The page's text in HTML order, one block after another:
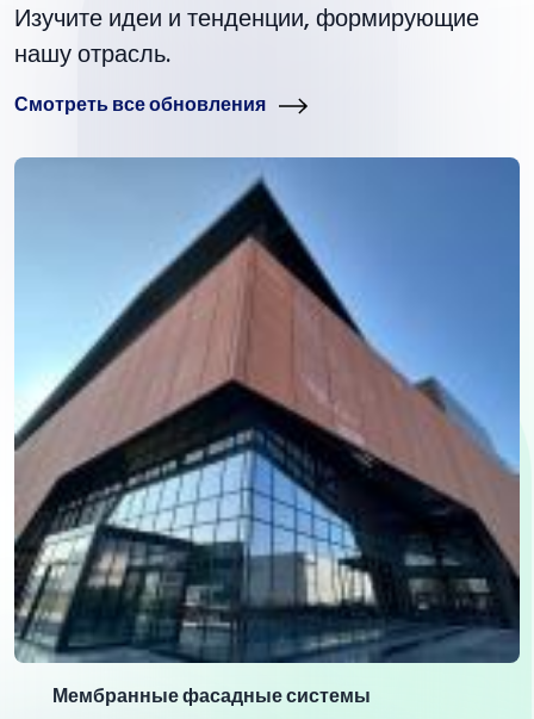
Изучите идеи и тенденции, формирующие
нашу отрасль.
Смотреть все обновления
Мембранные фасадные системы